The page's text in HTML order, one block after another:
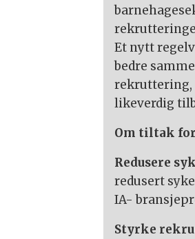
Et nytt
bedre
rekruttering,
likeverdig
Om tiltak
Redusere
redusert
IA-
Styrke